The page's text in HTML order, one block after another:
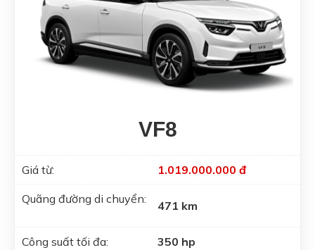
VF8
Giá từ: 1.019.000.000 đ
Quãng đường di chuyển: 471 km
Công suất tối đa: 350 hp